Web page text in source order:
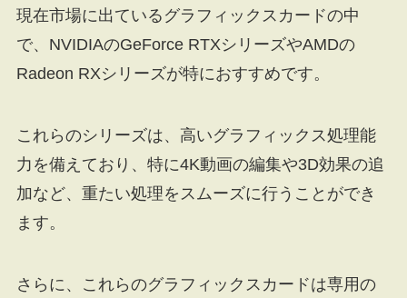
現在市場に出ているグラフィックスカードの中
で、NVIDIAのGeForce RTXシリーズやAMDの
Radeon RXシリーズが特におすすめです。
これらのシリーズは、高いグラフィックス処理能
力を備えており、特に4K動画の編集や3D効果の追
加など、重たい処理をスムーズに行うことができ
ます。
さらに、これらのグラフィックスカードは専用の